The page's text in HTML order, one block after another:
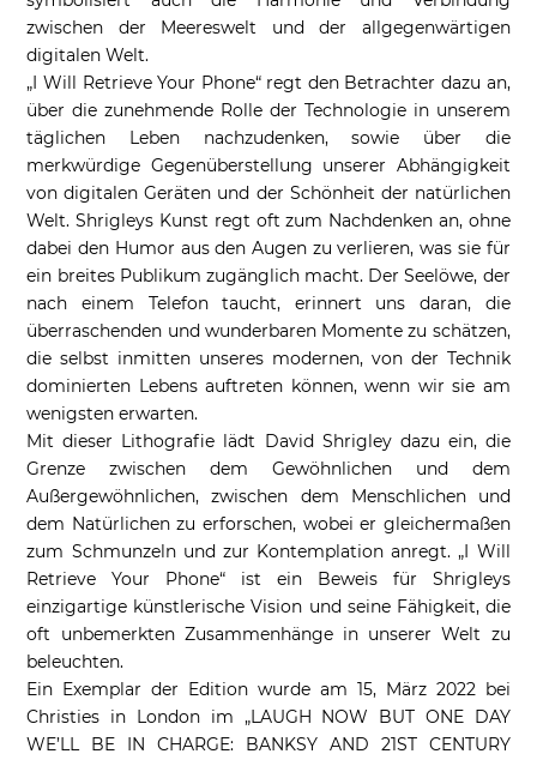
zwischen der Meereswelt und der allgegenwärtigen
digitalen Welt.
„I Will Retrieve Your Phone“ regt den Betrachter dazu an,
über die zunehmende Rolle der Technologie in unserem
täglichen Leben nachzudenken, sowie über die
merkwürdige Gegenüberstellung unserer Abhängigkeit
von digitalen Geräten und der Schönheit der natürlichen
Welt. Shrigleys Kunst regt oft zum Nachdenken an, ohne
dabei den Humor aus den Augen zu verlieren, was sie für
ein breites Publikum zugänglich macht. Der Seelöwe, der
nach einem Telefon taucht, erinnert uns daran, die
überraschenden und wunderbaren Momente zu schätzen,
die selbst inmitten unseres modernen, von der Technik
dominierten Lebens auftreten können, wenn wir sie am
wenigsten erwarten.
Mit dieser Lithografie lädt David Shrigley dazu ein, die
Grenze zwischen dem Gewöhnlichen und dem
Außergewöhnlichen, zwischen dem Menschlichen und
dem Natürlichen zu erforschen, wobei er gleichermaßen
zum Schmunzeln und zur Kontemplation anregt. „I Will
Retrieve Your Phone“ ist ein Beweis für Shrigleys
einzigartige künstlerische Vision und seine Fähigkeit, die
oft unbemerkten Zusammenhänge in unserer Welt zu
beleuchten.
Ein Exemplar der Edition wurde am 15, März 2022 bei
Christies in London im „LAUGH NOW BUT ONE DAY
WE’LL BE IN CHARGE: BANKSY AND 21ST CENTURY